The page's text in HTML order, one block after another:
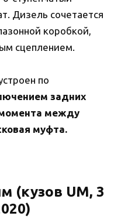
Дизель сочетается
коробкой,
сцеплением.
по
задних
между
муфта.
(кузов UM, 3